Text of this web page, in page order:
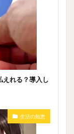
えれる？導入し
生活の知恵